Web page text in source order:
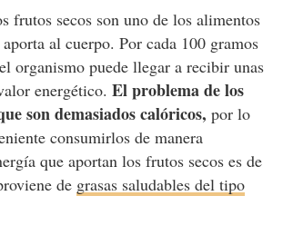
frutos secos son uno de los alimentos
al cuerpo. Por cada 100 gramos
organismo puede llegar a recibir unas
energético. El problema de los
son demasiados calóricos, por lo
consumirlos de manera
que aportan los frutos secos es de
de grasas saludables del tipo